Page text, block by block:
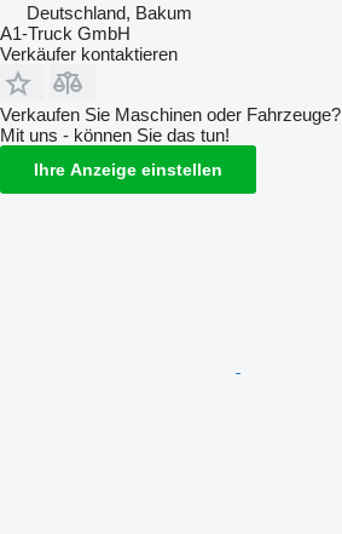
Deutschland, Bakum
A1-Truck GmbH
Verkäufer kontaktieren
Verkaufen Sie Maschinen oder Fahrzeuge?
Mit uns - können Sie das tun!
Ihre Anzeige einstellen